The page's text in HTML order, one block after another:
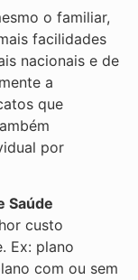
o familiar,
facilidades
nacionais e de
a
que
por
Saúde
custo
Ex: plano
com ou sem